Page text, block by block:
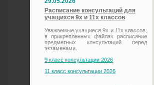
Расписание консультаций для
учащихся 9х и 11х классов
Уважаемые учащиеся 9х и 11х классов,
в прикрепленных файлах расписание
предметных консультаций перед
экзаменами.
9 класс консультации 2026
11 класс консультации 2026